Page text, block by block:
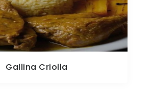
Gallina Criolla